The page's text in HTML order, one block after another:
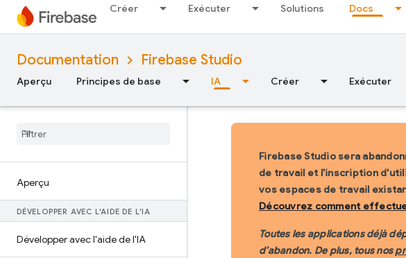
Créer Exécuter Solutions Docs
Documentation Firebase Studio
Aperçu Principes de base IA Créer Exécuter
Aperçu
DÉVELOPPER AVEC L'AIDE DE L'IA
Développer avec l'aide de l'IA
Firebase Studio sera
de travail et l'inscription
vos espaces de travail
Découvrez comment
Toutes les applications déjà
d’abandon. De plus, tous nos